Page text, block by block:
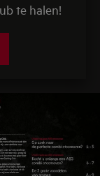
te halen!